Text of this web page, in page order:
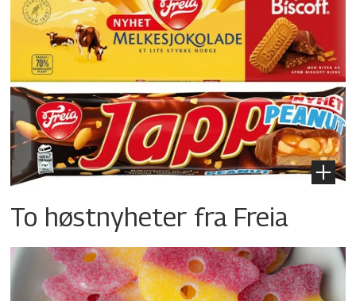
To høstnyheter fra Freia